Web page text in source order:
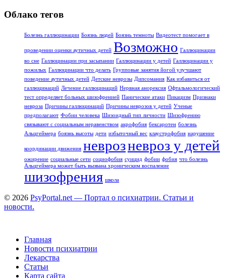
Облако тегов
Болезнь галлюцинации Боязнь людей Боязнь темноты Видеотест помогает в
проведении оценки аутичных детей Возможно Галлюцинации
во сне Галлюцинации при засыпании Галлюцинации у детей Галлюцинации у
пожилых Галлюцинации что делать Групповые занятия йогой улучшают
поведение аутичных детей Детские неврозы Дипсомания Как избавиться от
галлюцинаций Лечение галлюцинаций Нервная анорексия Офтальмологический
тест определяет больных шизофренией Панические атаки Пикацизм Признаки
невроза Причины галлюцинаций Причины неврозов у детей Ученые
предполагают Фобии человека Шизоидный тип личности Шизофрению
связывают с социальным неравенством акрофобия бексаротен болезнь
Альцгеймера боязнь высоты дети избыточный вес клаустрофобия нарушение
координации движения неврозневроз у детей
ожирение социальные сети социофобия суицид фобии фобия что болезнь
Альцгеймера может быть вызвана хроническим воспаление
шизофрения школа
© 2026 PsyPortal.net — Портал о психиатрии. Статьи и
новости.
Главная
Новости психиатрии
Лекарства
Статьи
Карта сайта